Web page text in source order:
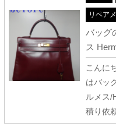
リペア
バッグ
ス
こんに
はバッ
ルメス
積り依